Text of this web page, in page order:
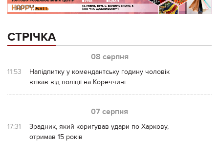
СТРІЧКА
08 серпня
11:53
Напідпитку у комендантську годину чоловік
втікав від поліції на Кореччині
07 серпня
17:31
Зрадник, який коригував удари по Харкову,
отримав 15 років